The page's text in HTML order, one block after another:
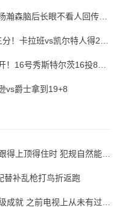
[杨瀚森妙助-腾讯视频] 十佳球！杨瀚森脑后长眼不看人回传助队友暴扣
vs爵士拿到19+8
媒体人：杨瀚森要更能跑更能怼 跟得上顶得住时 犯规自然能控制了
替补乱枪打鸟折返跑